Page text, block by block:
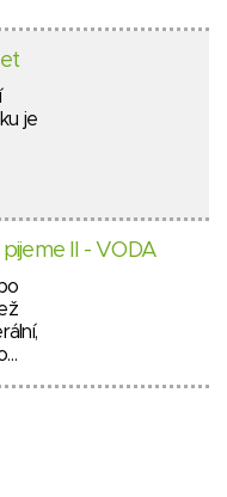
je
II - VODA